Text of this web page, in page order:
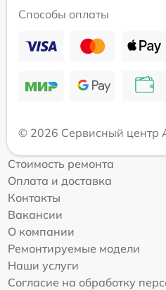
Способы оплаты
© 2026 Сервисный центр
Стоимость ремонта
Оплата и доставка
Контакты
Вакансии
О компании
Ремонтируемые модели
Наши услуги
Согласие на обработку